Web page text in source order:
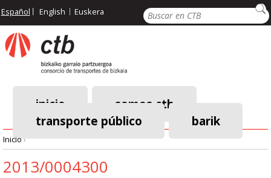
Pasar
contenido
principal
Buscar
Español English Euskera
Menú
principal
inicio
somos ctb
transporte público
barik
Ruta
Inicio›
2013/0004300